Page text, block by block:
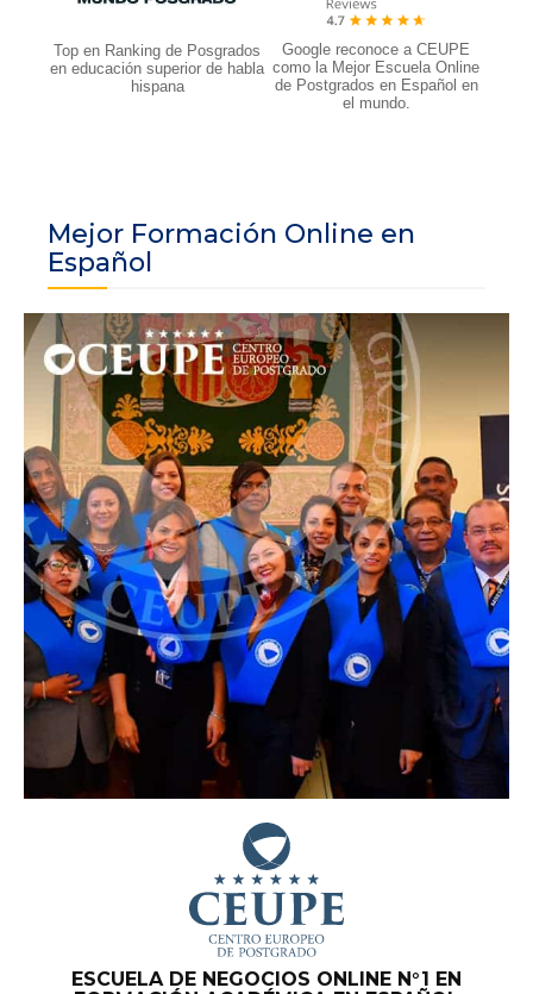
Top en Ranking de Posgrados
en educación superior de habla
hispana
Google reconoce a CEUPE
como la Mejor Escuela Online
de Postgrados en Español en
el mundo.
Mejor Formación Online en
Español
ESCUELA DE NEGOCIOS ONLINE N°1 EN